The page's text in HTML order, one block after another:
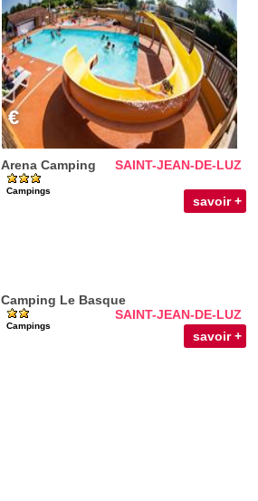
Arena Camping SAINT-JEAN-DE-LUZ
Campings
savoir +
€
Camping Le Basque
SAINT-JEAN-DE-LUZ
Campings
savoir +